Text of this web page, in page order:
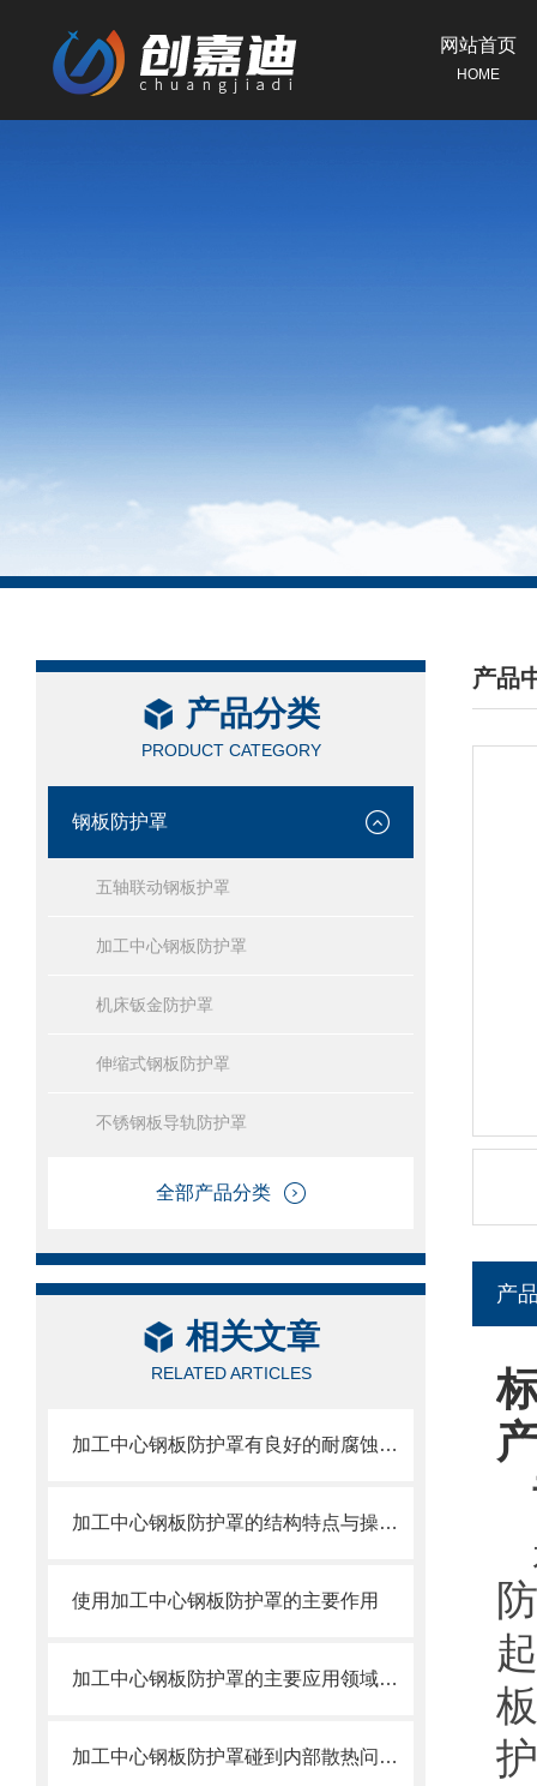
网站首页
HOME
产品分类
PRODUCT CATEGORY
钢板防护罩
五轴联动钢板护罩
加工中心钢板防护罩
机床钣金防护罩
伸缩式钢板防护罩
不锈钢板导轨防护罩
全部产品分类
相关文章
RELATED ARTICLES
加工中心钢板防护罩有良好的耐腐蚀性，能在各种环境下长时间使用
加工中心钢板防护罩的结构特点与操作维护方式
使用加工中心钢板防护罩的主要作用
加工中心钢板防护罩的主要应用领域和产品的主要特性
加工中心钢板防护罩碰到内部散热问题改怎么办？这篇文章告诉你
产品
/
产